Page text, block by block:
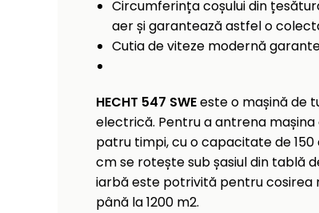
Circumferința coșului din
aer și garantează astfel o
Cutia de viteze modernă
HECHT 547 SWEeste o mașină de
electrică. Pentru a antrena
patru timpi, cu o capacitate de
cm se rotește sub șasiul din tablă
iarbă este potrivită pentru cosirea
până la 1200 m2.